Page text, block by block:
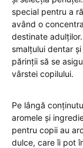
special pentru a
având o
destinate
smalțului dentar
părinții să se
vârstei copilului.
Pe lângă
aromele și
pentru copii au
dulce, care îi pot